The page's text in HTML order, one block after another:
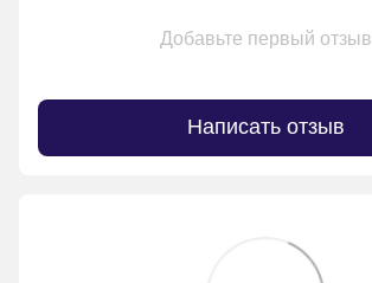
Добавьте первый отзыв
Написать отзыв